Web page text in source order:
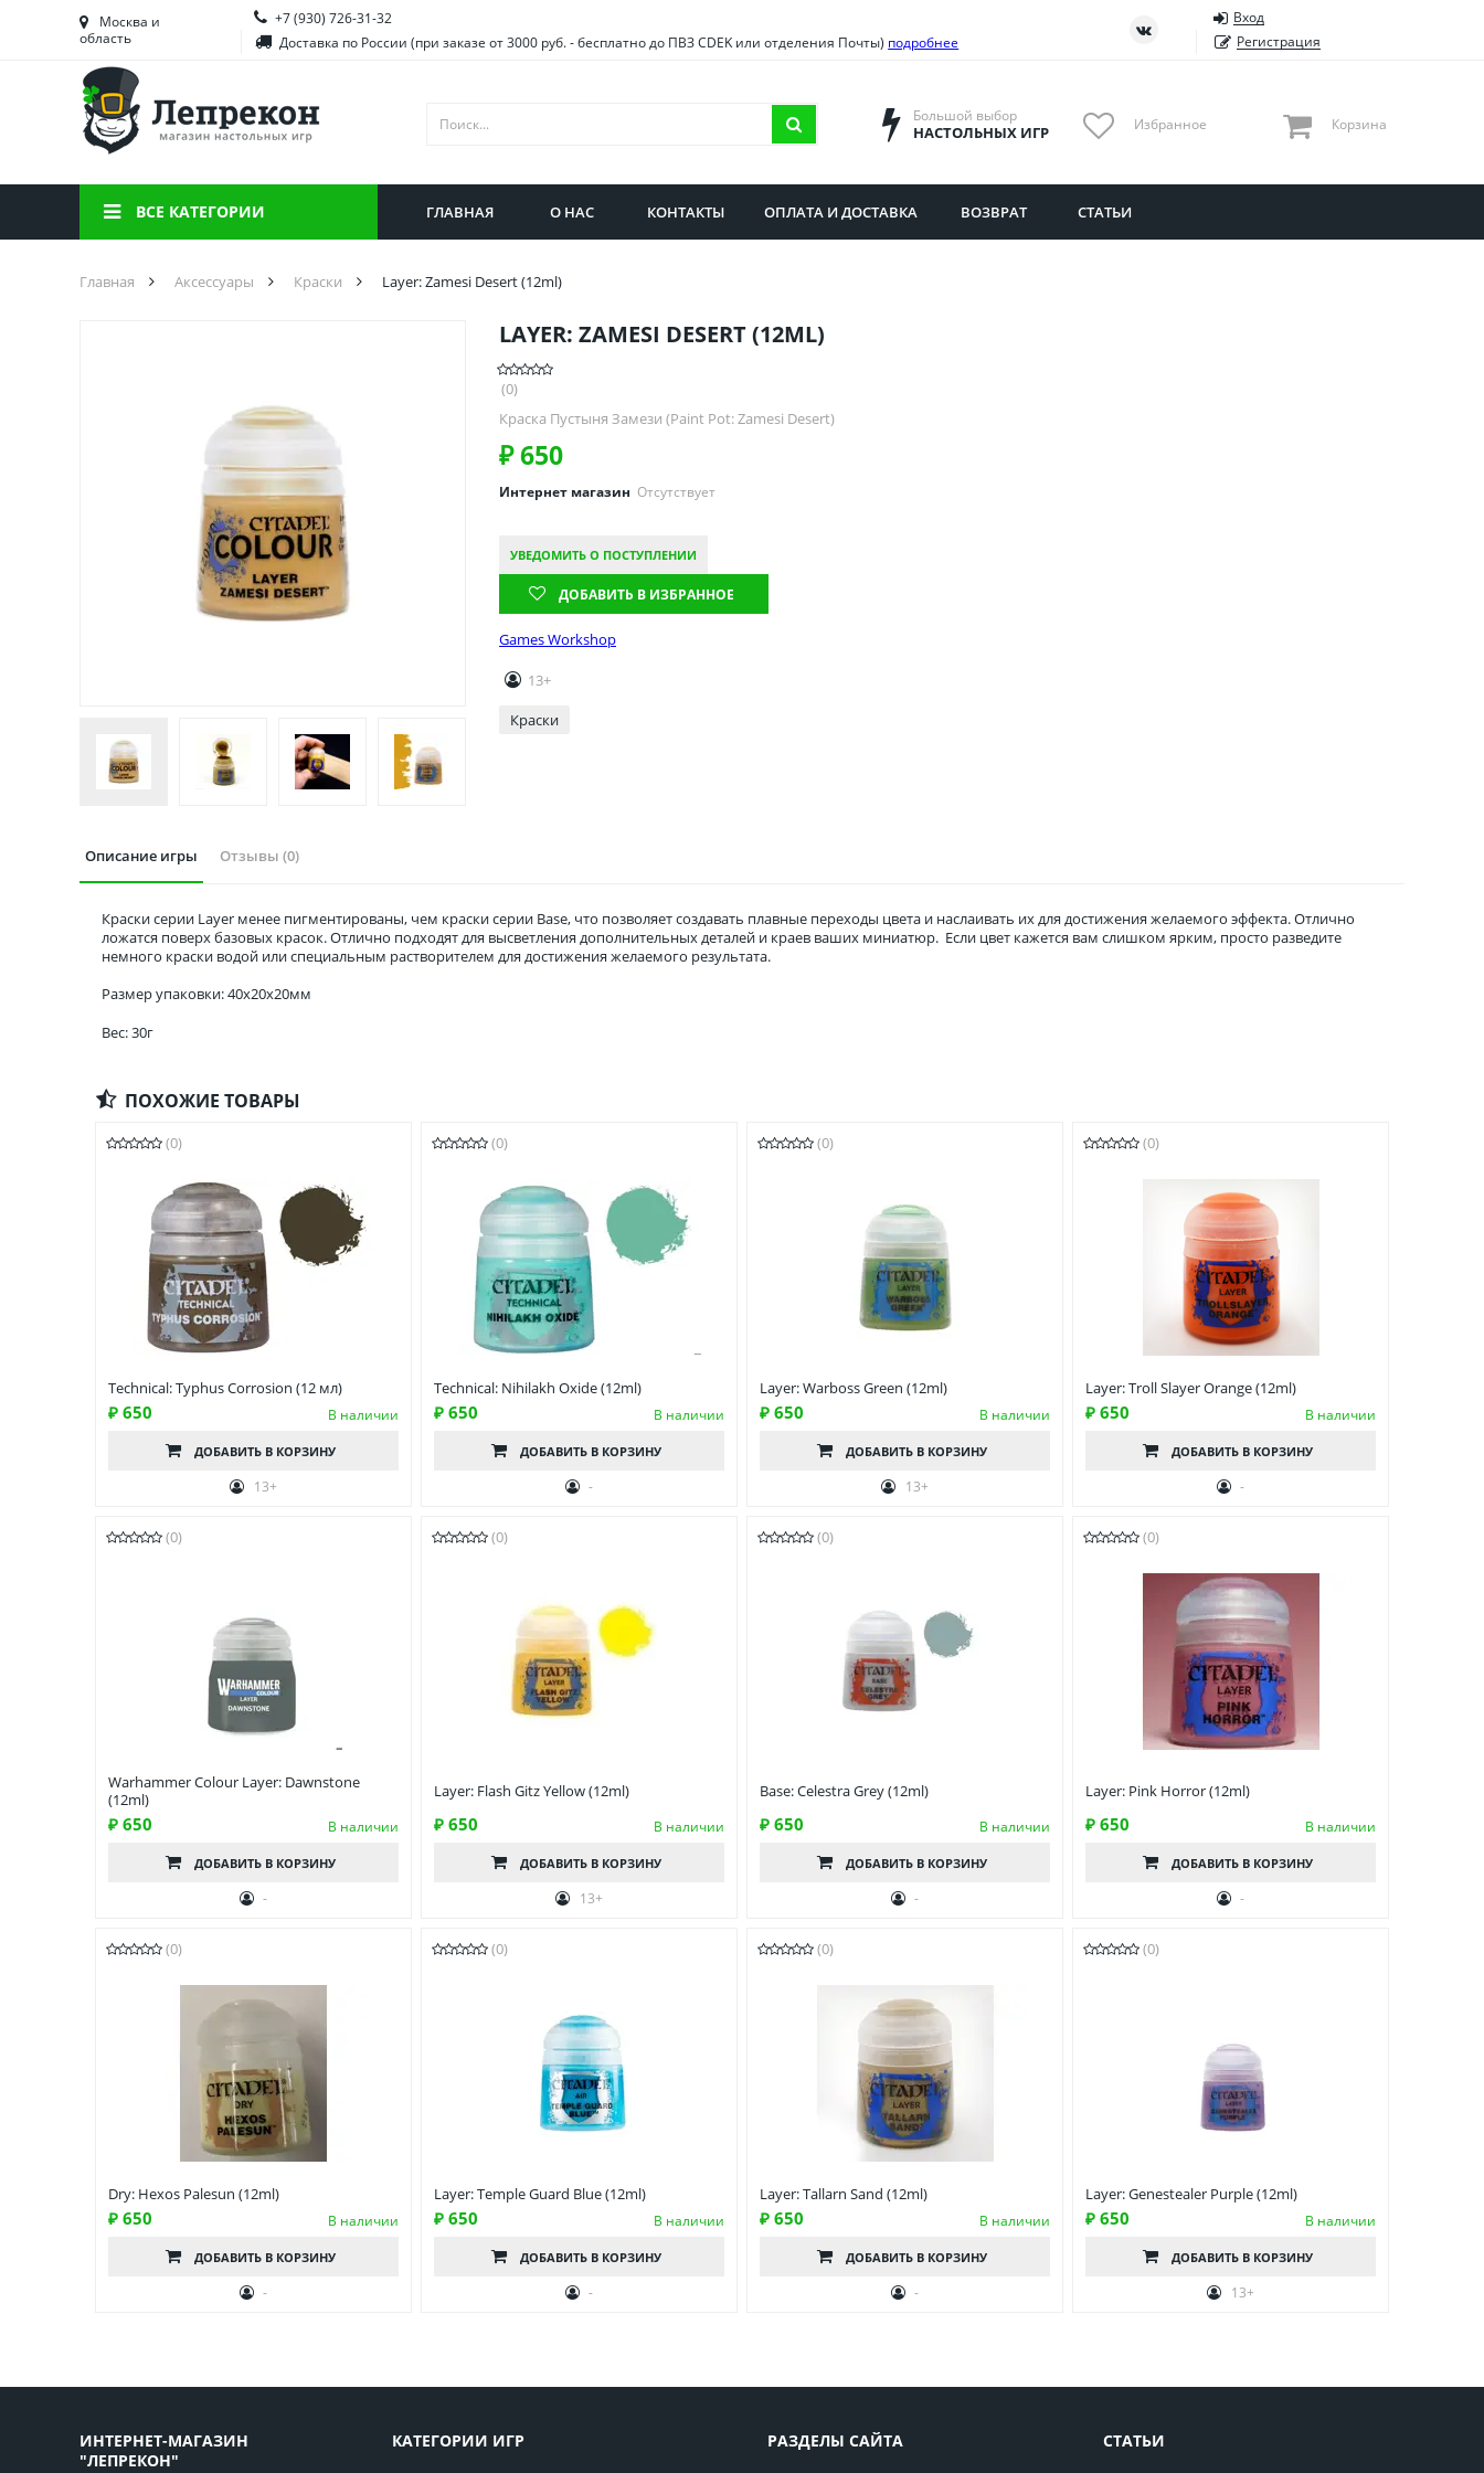
Башкортостан
Брянская область
Вологодская область
Воронежская область
Иркутская область
Саратовская область
Тюменская область
Ульяновская область
Москва и
область
+7 (930) 726-31-32
Доставка по России (при заказе от 3000 руб. - бесплатно до ПВЗ CDEK или отделения Почты) подробнее
Вход
Регистрация
Большой выбор
НАСТОЛЬНЫХ ИГР Избранное Корзина
ВСЕ КАТЕГОРИИ ГЛАВНАЯ О НАС КОНТАКТЫ ОПЛАТА И ДОСТАВКА ВОЗВРАТ СТАТЬИ
Главная Аксессуары Краски Layer: Zamesi Desert (12ml)
LAYER: ZAMESI DESERT (12ML)
(0)
Краска Пустыня Замези (Paint Pot: Zamesi Desert)
₽650
Интернет магазин Отсутствует
УВЕДОМИТЬ О ПОСТУПЛЕНИИ
ДОБАВИТЬ В ИЗБРАННОЕ
Games Workshop
13+
Краски
Описание игры Отзывы (0)
Краски серии Layer менее пигментированы, чем краски серии Base, что позволяет создавать плавные переходы цвета и наслаивать их для достижения желаемого эффекта. Отлично
ложатся поверх базовых красок. Отлично подходят для высветления дополнительных деталей и краев ваших миниатюр. Если цвет кажется вам слишком ярким, просто разведите
немного краски водой или специальным растворителем для достижения желаемого результата.
Размер упаковки: 40x20x20мм
Вес: 30г
ПОХОЖИЕ ТОВАРЫ
(0)
Technical: Typhus Corrosion (12 мл)
₽ 650 В наличии
ДОБАВИТЬ В КОРЗИНУ
13+
(0)
Technical: Nihilakh Oxide (12ml)
₽ 650 В наличии
ДОБАВИТЬ В КОРЗИНУ
-
(0)
Layer: Warboss Green (12ml)
₽ 650 В наличии
ДОБАВИТЬ В КОРЗИНУ
13+
(0)
Layer: Troll Slayer Orange (12ml)
₽ 650 В наличии
ДОБАВИТЬ В КОРЗИНУ
-
(0)
Warhammer Colour Layer: Dawnstone
(12ml)
₽ 650 В наличии
ДОБАВИТЬ В КОРЗИНУ
-
(0)
Layer: Flash Gitz Yellow (12ml)
₽ 650 В наличии
ДОБАВИТЬ В КОРЗИНУ
13+
(0)
Base: Celestra Grey (12ml)
₽ 650 В наличии
ДОБАВИТЬ В КОРЗИНУ
-
(0)
Layer: Pink Horror (12ml)
₽ 650 В наличии
ДОБАВИТЬ В КОРЗИНУ
-
(0)
Dry: Hexos Palesun (12ml)
₽ 650 В наличии
ДОБАВИТЬ В КОРЗИНУ
-
(0)
Layer: Temple Guard Blue (12ml)
₽ 650 В наличии
ДОБАВИТЬ В КОРЗИНУ
-
(0)
Layer: Tallarn Sand (12ml)
₽ 650 В наличии
ДОБАВИТЬ В КОРЗИНУ
-
(0)
Layer: Genestealer Purple (12ml)
₽ 650 В наличии
ДОБАВИТЬ В КОРЗИНУ
13+
ИНТЕРНЕТ-МАГАЗИН
"ЛЕПРЕКОН"
КАТЕГОРИИ ИГР РАЗДЕЛЫ САЙТА СТАТЬИ